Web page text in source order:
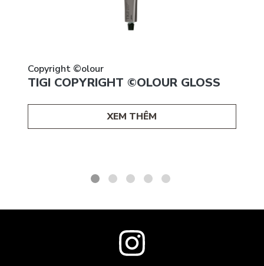
Copyright ©olour
TIGI COPYRIGHT ©OLOUR GLOSS
XEM THÊM